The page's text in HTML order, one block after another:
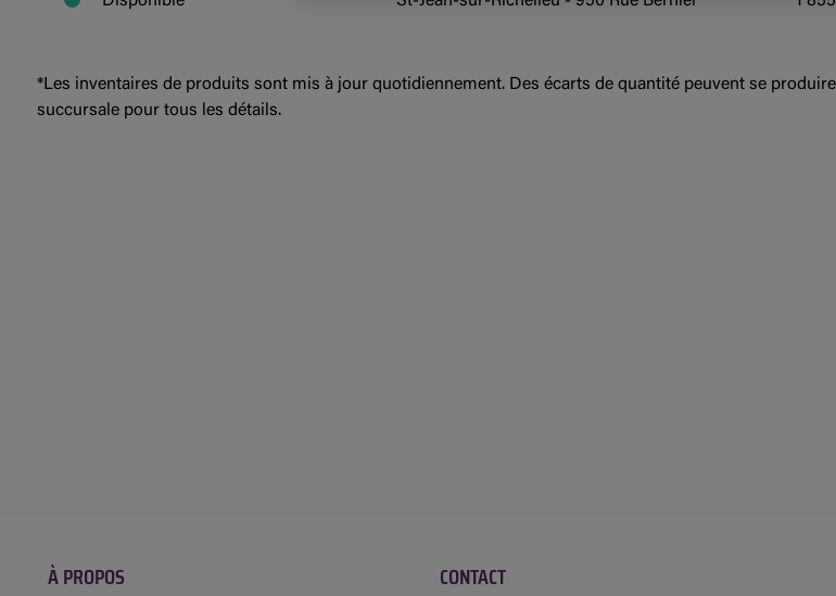
*Les inventaires de produits sont mis à jour quotidiennement. Des écarts de quantité peuvent se
succursale pour tous les détails.
À PROPOS CONTACT